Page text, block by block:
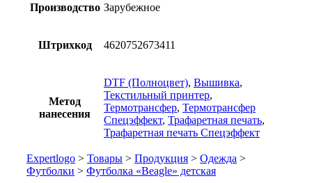
Производство Зарубежное
Штрихкод 4620752673411
Метод
нанесения
DTF (Полноцвет), Вышивка,
Текстильный принтер,
Термотрансфер, Термотрансфер
Спецэффект, Трафаретная печать,
Трафаретная печать Спецэффект
Expertlogo > Товары > Продукция > Одежда >
Футболки > Футболка «Beagle» детская